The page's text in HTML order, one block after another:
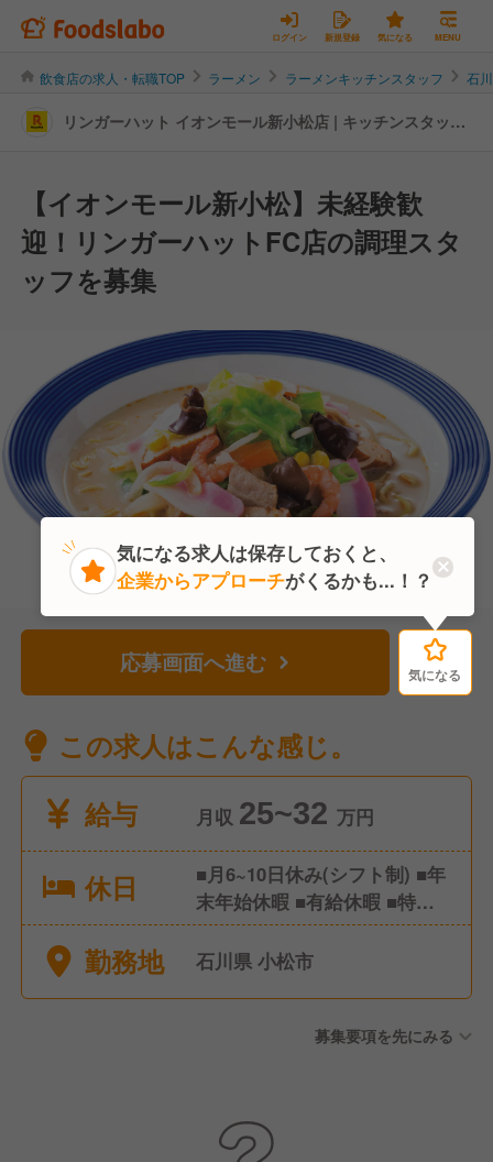
ログイン 新規登録 気になる MENU
飲食店の求人・転職TOP ラーメン ラーメンキッチンスタッフ 石
リンガーハット イオンモール新小松店 | キッチンスタッフ
【イオンモール新小松】未経験歓
迎！リンガーハットFC店の調理スタ
ッフを募集
応募画面へ進む 気になる
この求人はこんな感じ。
給与
月収 25~32 万円
休日
■月6~10日休み(シフト制) ■年
末年始休暇 ■有給休暇 ■特別
休暇
勤務地 石川県 小松市
募集要項を先にみる
気になる
気になる求人は保存しておくと、
企業からアプローチがくるかも...！？